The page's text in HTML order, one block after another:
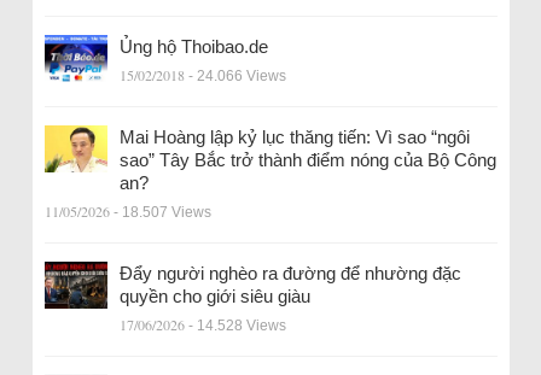
Ủng hộ Thoibao.de
15/02/2018 - 24.066 Views
Mai Hoàng lập kỷ lục thăng tiến: Vì sao “ngôi
sao” Tây Bắc trở thành điểm nóng của Bộ Công
an?
11/05/2026 - 18.507 Views
Đẩy người nghèo ra đường để nhường đặc
quyền cho giới siêu giàu
17/06/2026 - 14.528 Views